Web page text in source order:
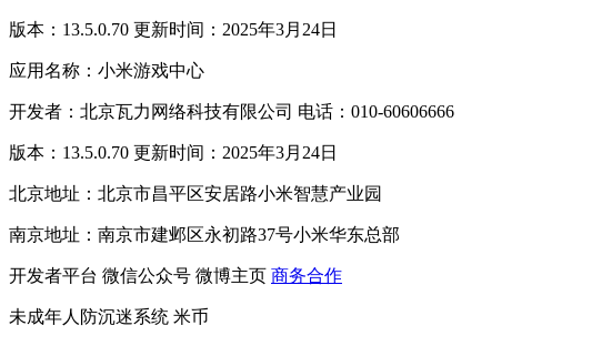
版本：13.5.0.70 更新时间：2025年3月24日
应用名称：小米游戏中心
开发者：北京瓦力网络科技有限公司 电话：010-60606666
版本：13.5.0.70 更新时间：2025年3月24日
北京地址：北京市昌平区安居路小米智慧产业园
南京地址：南京市建邺区永初路37号小米华东总部
开发者平台 微信公众号 微博主页 商务合作
未成年人防沉迷系统 米币